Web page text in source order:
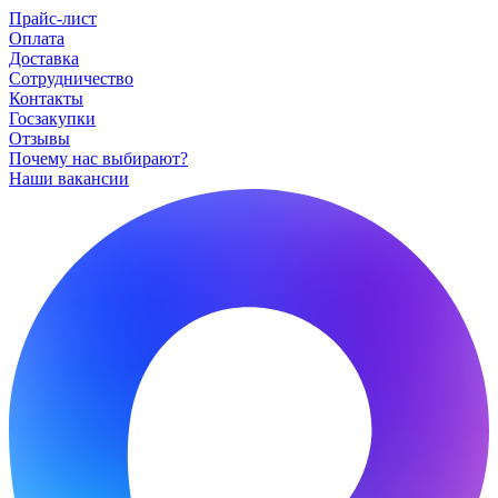
Прайс-лист
Оплата
Доставка
Сотрудничество
Контакты
Госзакупки
Отзывы
Почему нас выбирают?
Наши вакансии